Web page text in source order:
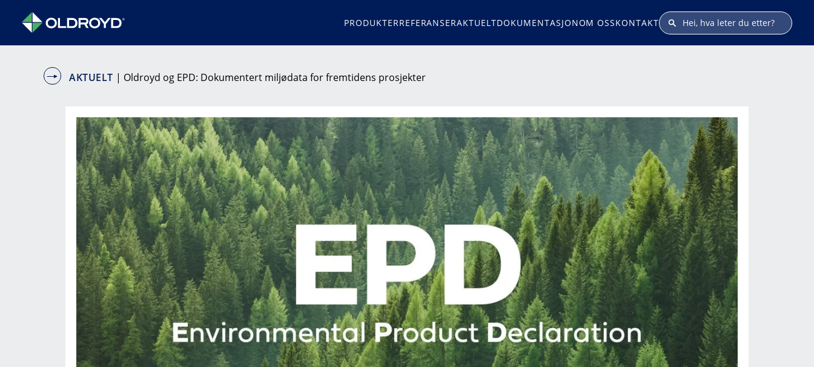
PRODUKTERREFERANSERAKTUELTDOKUMENTASJONOM OSSKONTAKT
AKTUELT | Oldroyd og EPD: Dokumentert miljødata for fremtidens prosjekter